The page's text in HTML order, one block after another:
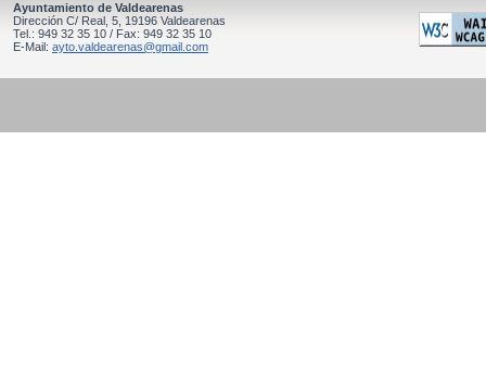
Ayuntamiento de Valdearenas
Dirección C/ Real, 5, 19196 Valdearenas
Tel.: 949 32 35 10 / Fax: 949 32 35 10
E-Mail: ayto.valdearenas@gmail.com